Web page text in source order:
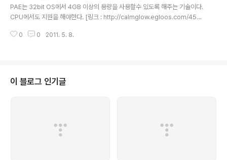
PAE는 32bit OS에서 4GB 이상의 용량을 사용할수 있도록 해주는 기술이다.
CPU에서도 지원을 해야한다. [링크 : http://calmglow.egloos.com/4571
ion] 우분투 10.04 에서는 네트워크를 연결해서 설치하면 PAE 지원시 설치가
cpuinfo | grep -i PAE [링크 ..
0 0 2011. 5. 8.
이 블로그 인기글